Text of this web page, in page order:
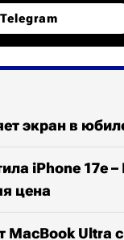
Telegram
экран в
iPhone 17e
цена
MacBook Ultra